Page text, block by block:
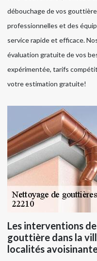
débouchage de vos
professionnelles et des
service rapide et efficace.
évaluation gratuite de vos
expérimentée, tarifs
votre estimation gratuite!
Les interventions
gouttière dans la
localités